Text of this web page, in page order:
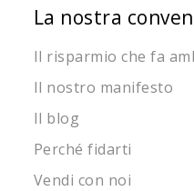
La nostra
Il risparmio che fa
Il nostro manifesto
Il blog
Perché fidarti
Vendi con noi